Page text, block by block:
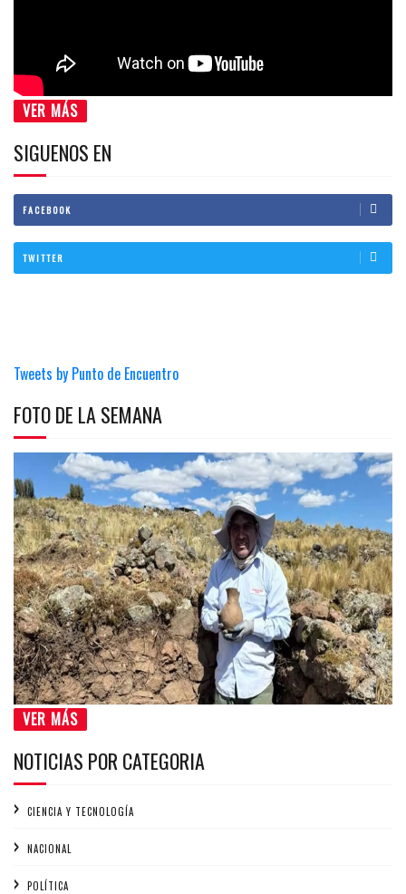
VER MÁS
SIGUENOS EN
FACEBOOK
TWITTER
Tweets by Punto de Encuentro
FOTO DE LA SEMANA
VER MÁS
NOTICIAS POR CATEGORIA
CIENCIA Y TECNOLOGÍA
NACIONAL
POLÍTICA